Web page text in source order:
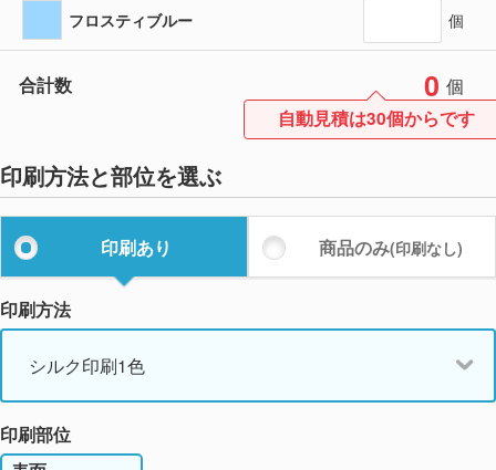
フロスティブルー 個
合計数 0 個
自動見積は30個からです
印刷方法と部位を選ぶ
印刷あり 商品のみ(印刷なし)
印刷方法
シルク印刷1色
印刷部位